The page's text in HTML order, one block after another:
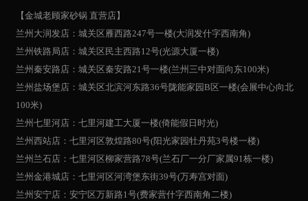
【金城老顾家砂锅 直营店】
兰州大润发店：城关区雁西路247号一楼(大润发什字西南角)
兰州铁路局店：城关区民主西路12号(光源大厦一楼)
兰州秦安路店：城关区秦安路21号一楼(兰州三中对面向东100米)
兰州盐场堡店：城关区北滨河东路36号陇能家园B区一楼(会展中心向北
100米)
兰州七里河店：七里河建工大厦一楼(倚能假日时光)
兰州西站店：七里河区敦煌路80号(阳光家园牡丹苑3号楼一楼)
兰州兰石店：七里河区柳家营路78号(兰石厂一分厂家属91栋一楼)
兰州金港城店：七里河区河湾堡东街39号(万寿宫对面)
兰州安宁店：安宁区万新路1号(费家营什字西南角二楼)